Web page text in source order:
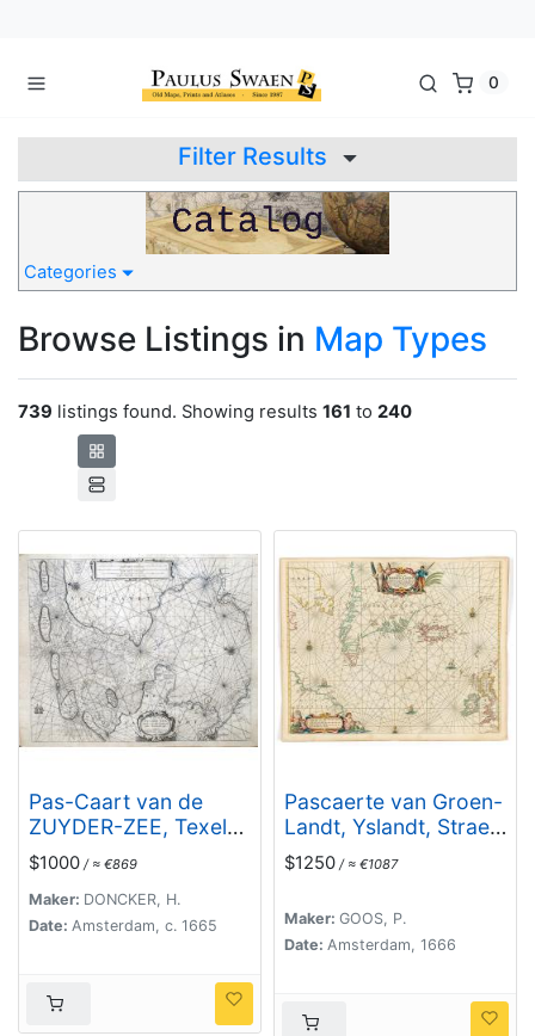
0
Filter Results
Categories
Browse Listings in Map Types
739 listings found. Showing results 161 to 240
Pas-Caart van de
ZUYDER-ZEE, Texel
ende Vlie-stroom.als
mede 't Amelander
gat
(Hollandt/Vrieslandt)
$1000 / ≈ €869
Maker: DONCKER, H.
Date: Amsterdam, c. 1665
Pascaerte van Groen-
Landt, Yslandt, Straet
Davids en Ian Mayen
eylandt. . .
$1250 / ≈ €1087
Maker: GOOS, P.
Date: Amsterdam, 1666